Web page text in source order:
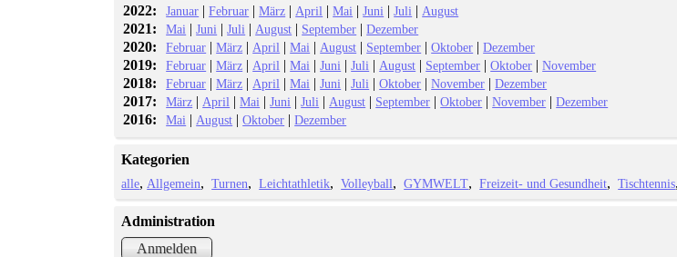
2022: Januar |Februar |März |April |Mai |Juni |Juli |August
2021: Mai |Juni |Juli |August | September |Dezember
2020: Februar |März |April |Mai |August | September |Oktober |Dezember
2019: Februar |März |April |Mai |Juni |Juli |August | September |Oktober |November
2018: Februar |März |April |Mai |Juni |Juli |Oktober |November |Dezember
2017: März |April |Mai |Juni |Juli |August | September |Oktober |November |Dezember
2016: Mai |August |Oktober |Dezember
Kategorien
alle Allgemein Turnen Leichtathletik Volleyball GYMWELT Freizeit- und Gesundheit Tischtennis
Administration
Anmelden